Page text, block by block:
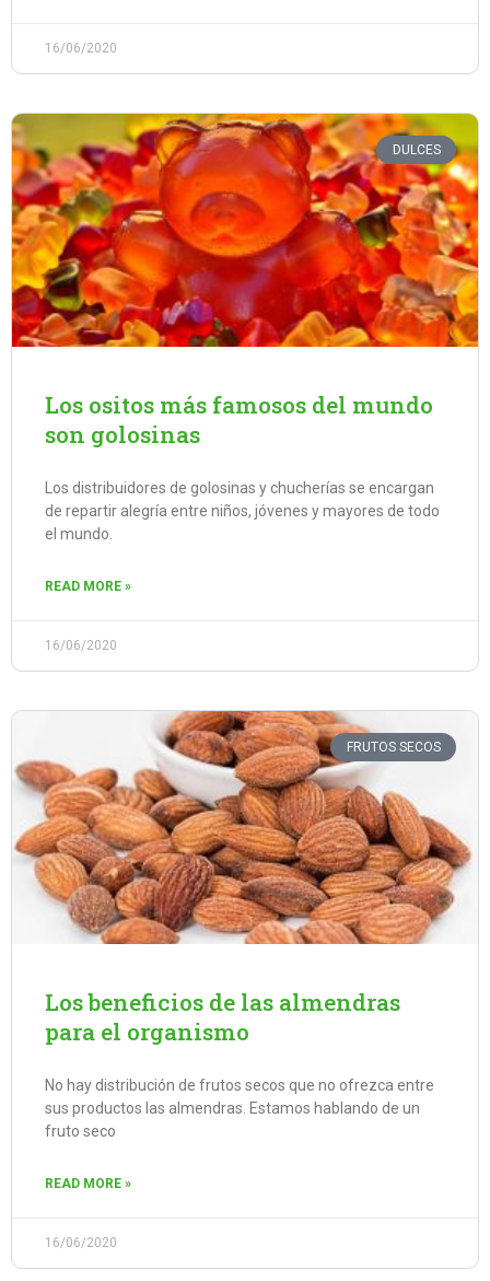
16/06/2020
DULCES
Los ositos más famosos del mundo
son golosinas
Los distribuidores de golosinas y chucherías se encargan
de repartir alegría entre niños, jóvenes y mayores de todo
el mundo.
READ MORE »
16/06/2020
FRUTOS SECOS
Los beneficios de las almendras
para el organismo
No hay distribución de frutos secos que no ofrezca entre
sus productos las almendras. Estamos hablando de un
fruto seco
READ MORE »
16/06/2020